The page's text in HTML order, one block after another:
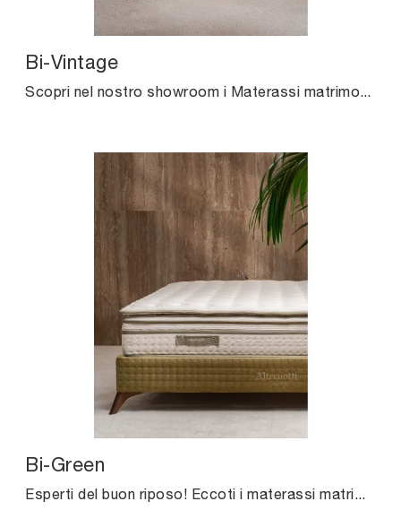
Bi-Vintage
Scopri nel nostro showroom i Materassi matrimoniali: il modello Bi-Vintage a molle insacchettate ti attende per assicurarti il relax totale.
Bi-Green